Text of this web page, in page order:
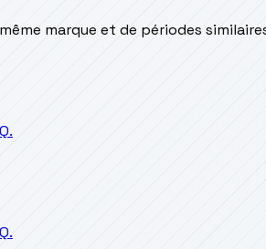
marque et de périodes